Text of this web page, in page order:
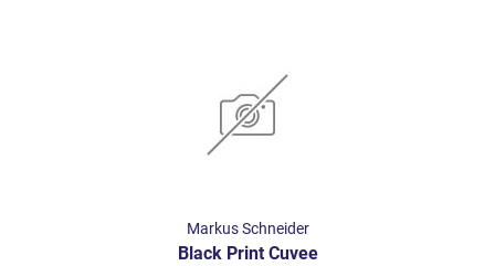
Markus Schneider
Black Print Cuvee